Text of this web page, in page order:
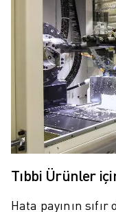
SCARA ROBOTLARI
KOMPAKT CNC İŞLEME
ROBODRILL BULUCU
ROBODRILL KOMPAKT
ROBODRILL DONANIM
ROBODRILL YAZILIMI
ROBODRILL ÖNLEYICI
ROBODRILL
ROBODRILL ROBOT PAKETI
ELEKTRIKLI PLASTIK
ROBOSHOT BULUCU
Tıbbi Ürünler
Hata payının